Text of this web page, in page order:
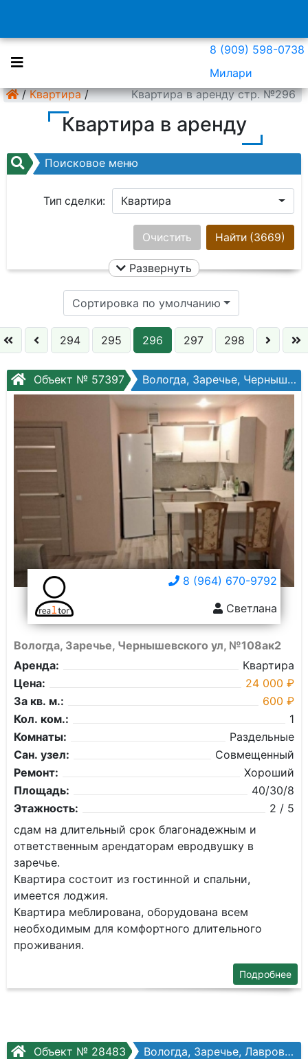
8 (909) 598-0738
Милари
/ Квартира / Квартира в аренду стр. №296
Квартира в аренду
Поисковое меню
Тип сделки: Квартира
Ничего не выбрано
Цена:
Кол. комнат:
Этаж:
Слово:
Найти (3669)
Очистить
Развернуть
Сортировка по умолчанию
294 295 296 297 298
Объект № 57397 Вологда, Заречье, Чернышевского ул, №108ак2
8 (964) 670-9792
Светлана
Вологда, Заречье, Чернышевского ул, №108ак2
Аренда:
Квартира
Цена:
24 000 ₽
За кв. м.:
600 ₽
Кол. ком.:
1
Комнаты:
Раздельные
Сан. узел:
Совмещенный
Ремонт:
Хороший
Площадь:
40/30/8
Этажность:
2 / 5
сдам на длительный срок благонадежным и
ответственным арендаторам евродвушку в
заречье.
Квартира состоит из гостинной и спальни,
имеется лоджия.
Квартира меблирована, оборудована всем
необходимым для комфортного длительного
проживания.
Подробнее
Объект № 28483 Вологда, Заречье, Лаврова ул, №9а